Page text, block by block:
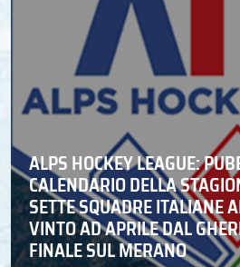
ALPS HOCKEY LEAGUE:
CALENDARIO DELLA
SETTE SQUADRE ITALIANE
VINTO AD APRILE DAL
FINALE SUL MERANO